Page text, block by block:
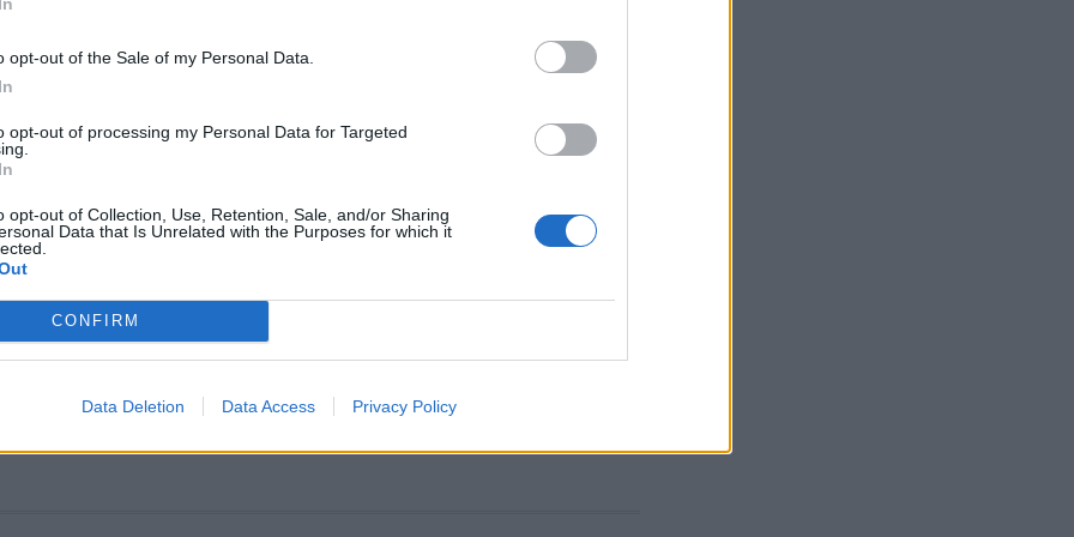
opt-out of the Sale of my Personal Data.
opt-out of processing my Personal Data for Targeted
opt-out of Collection, Use, Retention, Sale, and/or Sharing
Data that Is Unrelated with the Purposes for which it
CONFIRM
Data Deletion Data Access Privacy Policy
αμερικανικών στρατευμάτων από την
«Ας μην υπερβάλουμε»
Μαρκ Ρούτε υποβάθμισε σήμερα τις συνέπειες της
από τη Ρουμανία ενός τμήματος των αμερικανικών
τις ρωσικές δυνάμεις: «Οι πιλότοι
ξέρουν να χειρίζονται τα μαχητικά και οι
να ρίχνουν άγκυρα»
Ρούτε κατά τη διάρκεια συνέντευξης Τύπου στις...